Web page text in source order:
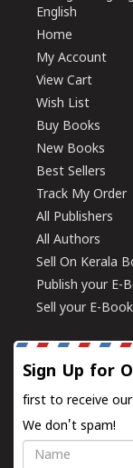
English
Home
My Account
View Cart
Wish List
Buy Books
New Books
Best Sellers
Track My Order
All Publishers
All Authors
Sell On Kerala
Publish your E-
Sell your E-Book
Sign Up for
first to receive
We don't spam!
Name